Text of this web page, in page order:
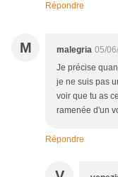
Répondre
M malegria 05/
Je précise
je ne suis pas
voir que tu as
ramenée d'un
Répondre